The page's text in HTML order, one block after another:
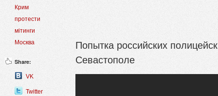
Крим
протести
мітинги
Москва
Share:
VK
Twitter
Попытка российских
Севастополе